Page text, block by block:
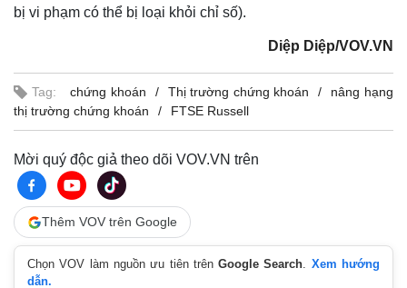
bị vi phạm có thể bị loại khỏi chỉ số).
Diệp Diệp/VOV.VN
Tag: chứng khoán Thị trường chứng khoán
nâng hạng
thị trường chứng khoán
FTSE Russell
Mời quý độc giả theo dõi VOV.VN trên
Thêm VOV trên Google
Chọn VOV làm nguồn ưu tiên trênGoogle Search. Xem hướng
dẫn.